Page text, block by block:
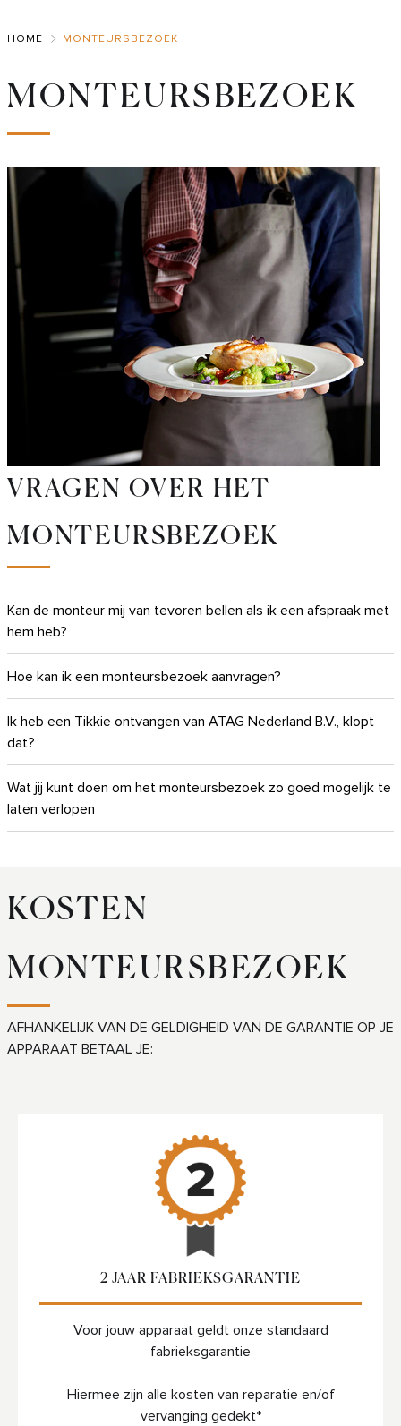
to
HOME MONTEURSBEZOEK
MONTEURSBEZOEK
VRAGEN OVER HET
MONTEURSBEZOEK
Kan de monteur mij van tevoren bellen als ik een afspraak met
hem heb?
Hoe kan ik een monteursbezoek aanvragen?
Ik heb een Tikkie ontvangen van ATAG Nederland B.V., klopt
dat?
Wat jij kunt doen om het monteursbezoek zo goed mogelijk te
laten verlopen
Hoe wijzig of annuleer ik mijn monteursbezoek?
KOSTEN
MONTEURSBEZOEK
AFHANKELIJK VAN DE GELDIGHEID VAN DE GARANTIE OP JE
APPARAAT BETAAL JE:
2 JAAR FABRIEKSGARANTIE
Voor jouw apparaat geldt onze standaard
fabrieksgarantie
Hiermee zijn alle kosten van reparatie en/of
vervanging gedekt*